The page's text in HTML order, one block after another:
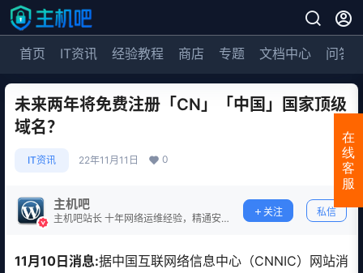
首页 IT资讯 经验教程 商店 专题 文档中心 问答
未来两年将免费注册「CN」「中国」国家顶级
域名？
IT资讯 22年11月11日 0
主机吧
主机吧站长 十年网络运维经验，精通安
关注 私信
11月10日消息:据中国互联网络信息中心（CNNIC）网站消
在
线
客
服